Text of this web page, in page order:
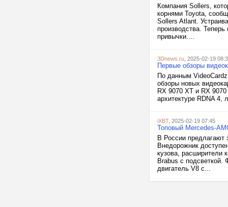
Компания Sollers,
корнями Toyota,
Sollers Atlant.
производства.
привычки....
3Dnews.ru , 2025-02-19
Первые обзоры
По данным
обзоры новых
RX 9070 XT и RX
архитектуре RDNA
iXBT, 2025-02-19 07:45
Топовый Mercedes-
В России предлагают
Внедорожник
кузова, расширители
Brabus с подсветкой.
двигатель V8 с...